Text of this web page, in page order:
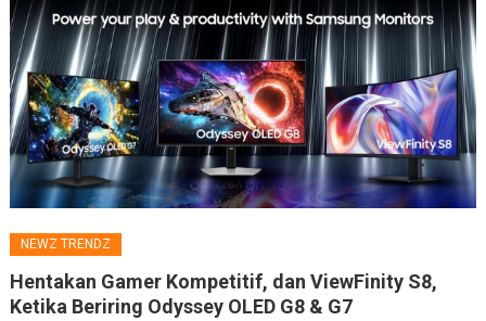
NEWZ TRENDZ
Hentakan Gamer Kompetitif, dan ViewFinity S8,
Ketika Beriring Odyssey OLED G8 & G7